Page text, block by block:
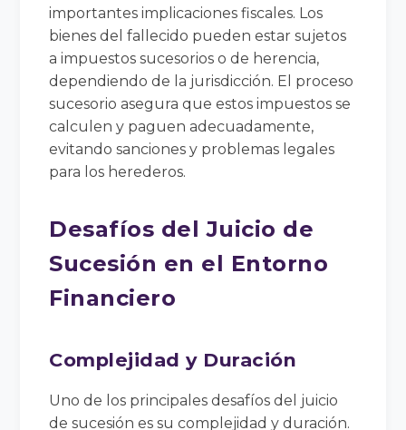
importantes implicaciones fiscales. Los
bienes del fallecido pueden estar sujetos
a impuestos sucesorios o de herencia,
dependiendo de la jurisdicción. El proceso
sucesorio asegura que estos impuestos se
calculen y paguen adecuadamente,
evitando sanciones y problemas legales
para los herederos.
Desafíos del Juicio de
Sucesión en el Entorno
Financiero
Complejidad y Duración
Uno de los principales desafíos del juicio
de sucesión es su complejidad y duración.